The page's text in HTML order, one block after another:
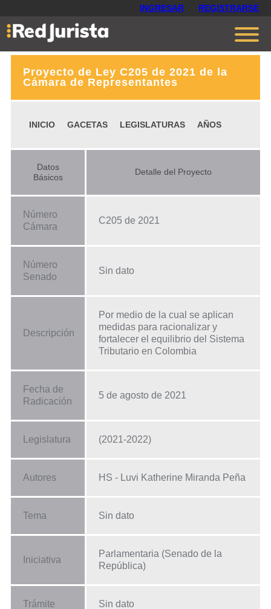
INGRESAR REGISTRARSE
Contáctanos
Planes
Proyecto de Ley C205 de 2021 de la
Cámara de Representantes
INICIO GACETAS LEGISLATURAS AÑOS
Datos
Básicos
Detalle del Proyecto
Número
Cámara
C205 de 2021
Número
Senado
Sin dato
Descripción
Por medio de la cual se aplican
medidas para racionalizar y
fortalecer el equilibrio del Sistema
Tributario en Colombia
Fecha de
Radicación
5 de agosto de 2021
Legislatura (2021-2022)
Autores HS - Luvi Katherine Miranda Peña
Tema Sin dato
Iniciativa
Parlamentaria (Senado de la
República)
Trámite Sin dato